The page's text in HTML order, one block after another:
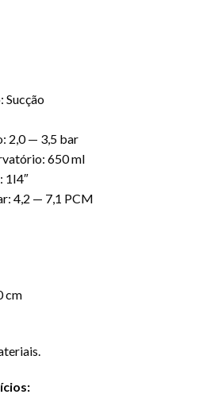
Sucção
2,0 — 3,5 bar
650 ml
1I4″
4,2 — 7,1 PCM
cm